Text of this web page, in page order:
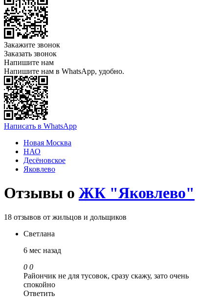
Закажите звонок
Заказать звонок
Напишите нам
Напишите нам в WhatsApp, удобно.
Написать в WhatsApp
Новая Москва
НАО
Десёновское
Яковлево
Отзывы о ЖК "Яковлево"
18 отзывов от жильцов и дольщиков
Светлана
6 мес назад
0 0
Райончик не для тусовок, сразу скажу, зато очень
спокойно
Ответить